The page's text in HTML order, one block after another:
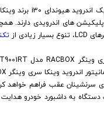
های اندرویدی دارند.